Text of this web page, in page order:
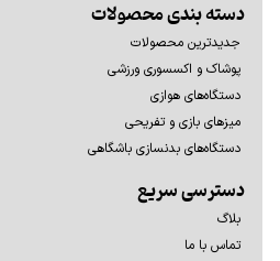
دسته بندی محصولات
جدیدترین محصولات
پوشاک و اکسسوری ورزشی
دستگاه‌های هوازی
میزهای بازی و تفریحی
دستگاه‌های بدنسازی باشگاهی
دسترسی سریع
بلاگ
تماس با ما